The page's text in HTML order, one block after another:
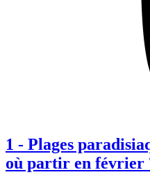
1 - Plages
où partir en février